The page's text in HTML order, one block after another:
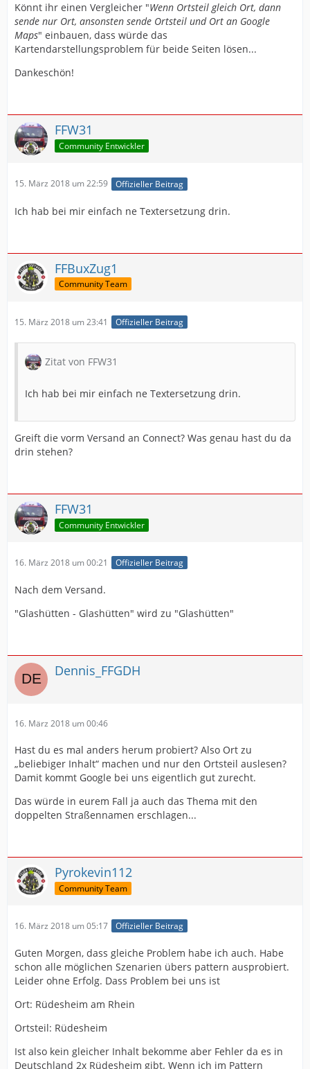
Könnt ihr einen Vergleicher "Wenn Ortsteil gleich Ort, dann
sende nur Ort, ansonsten sende Ortsteil und Ort an Google
Maps" einbauen, dass würde das
Kartendarstellungsproblem für beide Seiten lösen...
Dankeschön!
FFW31
Community Entwickler
15. März 2018 um 22:59 Offizieller Beitrag
Ich hab bei mir einfach ne Textersetzung drin.
FFBuxZug1
Community Team
15. März 2018 um 23:41 Offizieller Beitrag
Zitat von FFW31
Ich hab bei mir einfach ne Textersetzung drin.
Greift die vorm Versand an Connect? Was genau hast du da
drin stehen?
FFW31
Community Entwickler
16. März 2018 um 00:21 Offizieller Beitrag
Nach dem Versand.
"Glashütten - Glashütten" wird zu "Glashütten"
Dennis_FFGDH
16. März 2018 um 00:46
Hast du es mal anders herum probiert? Also Ort zu
„beliebiger Inhalt“ machen und nur den Ortsteil auslesen?
Damit kommt Google bei uns eigentlich gut zurecht.
Das würde in eurem Fall ja auch das Thema mit den
doppelten Straßennamen erschlagen...
Pyrokevin112
Community Team
16. März 2018 um 05:17 Offizieller Beitrag
Guten Morgen, dass gleiche Problem habe ich auch. Habe
schon alle möglichen Szenarien übers pattern ausprobiert.
Leider ohne Erfolg. Dass Problem bei uns ist
Ort: Rüdesheim am Rhein
Ortsteil: Rüdesheim
Ist also kein gleicher Inhalt bekomme aber Fehler da es in
Deutschland 2x Rüdesheim gibt. Wenn ich im Pattern